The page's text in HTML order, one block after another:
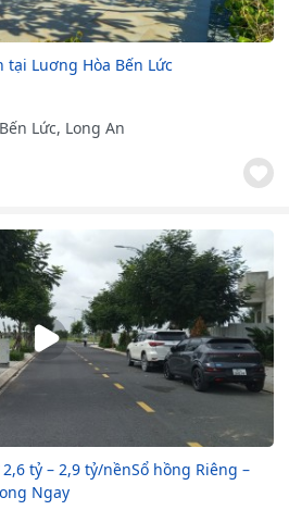
tại Luơng Hòa Bến Lức
Lức, Long An
tỷ – 2,9 tỷ/nềnSổ hồng Riêng –
Ngay